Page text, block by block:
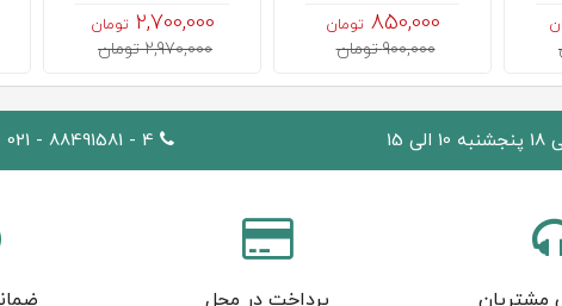
850,000 تومان
900,000 تومان
2,700,000 تومان
2,970,000 تومان
4 - 88491581 - 021
مشتریان پرداخت در محل